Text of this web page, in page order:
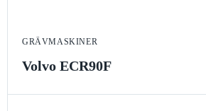
GRÄVMASKINER
Volvo ECR90F